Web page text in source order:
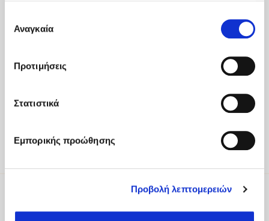
των υπηρεσιών τους.
συγκατάθεσης
Αναγκαία
Προτιμήσεις
Στατιστικά
Εμπορικής προώθησης
Προβολή λεπτομερειών
Fodele Beach & Water Park Resort P.O. BOX 1354
Heraklion 71500 Crete, Greece
Tel:+30 2810 522000
Get directions
Be part of our world